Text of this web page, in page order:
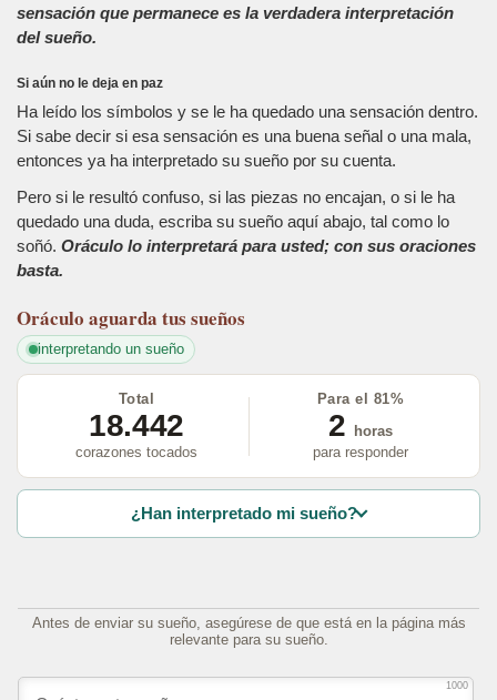
sensación que permanece es la verdadera interpretación
del sueño.
Si aún no le deja en paz
Ha leído los símbolos y se le ha quedado una sensación dentro.
Si sabe decir si esa sensación es una buena señal o una mala,
entonces ya ha interpretado su sueño por su cuenta.
Pero si le resultó confuso, si las piezas no encajan, o si le ha
quedado una duda, escriba su sueño aquí abajo, tal como lo
soñó. Oráculo lo interpretará para usted; con sus oraciones
basta.
Oráculo aguarda tus sueños
interpretando un sueño
Total
18.442
corazones tocados
Para el 81%
2
horas
para responder
¿Han interpretado mi sueño?
Antes de enviar su sueño, asegúrese de que está en la página más
relevante para su sueño.
1000